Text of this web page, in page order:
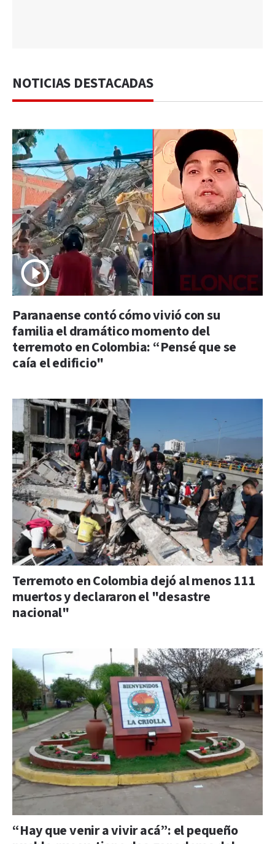
NOTICIAS DESTACADAS
Paranaense contó cómo vivió con su
familia el dramático momento del
terremoto en Colombia: “Pensé que se
caía el edificio"
Terremoto en Colombia dejó al menos 111
muertos y declararon el "desastre
nacional"
“Hay que venir a vivir acá”: el pequeño